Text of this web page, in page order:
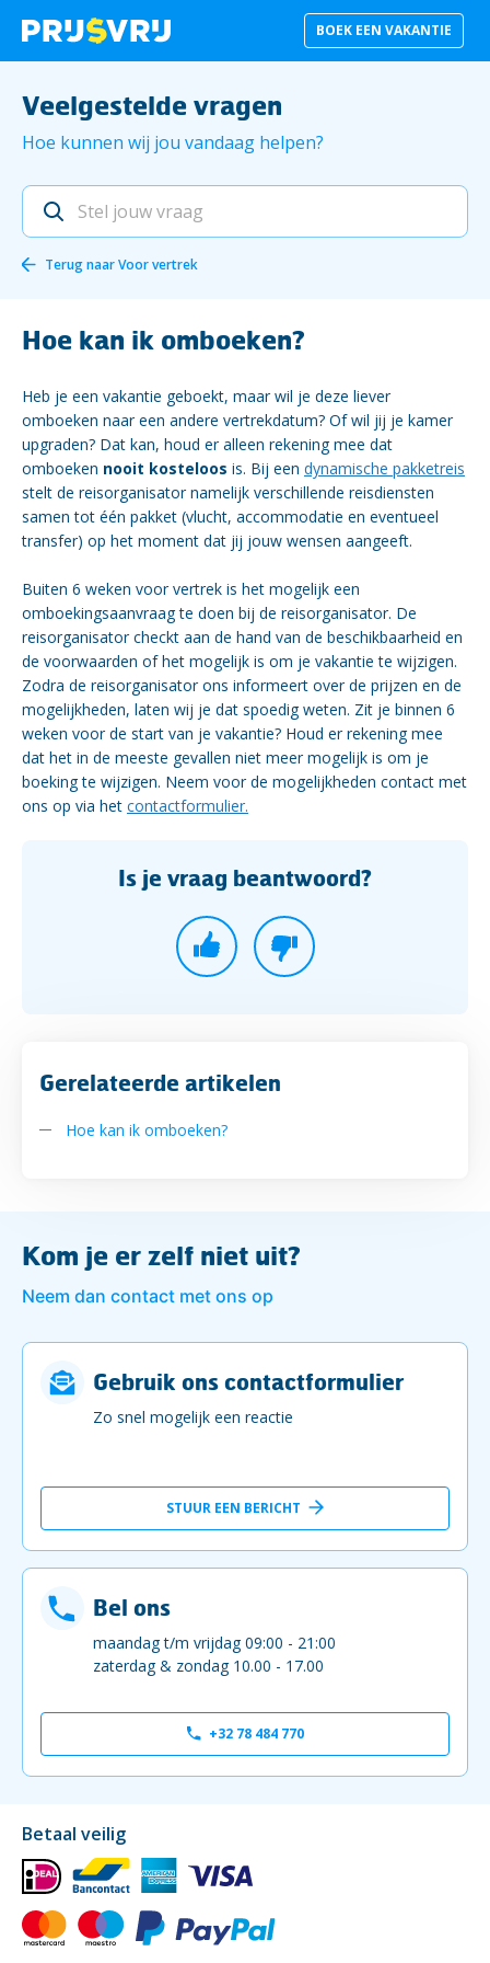
BOEK EEN VAKANTIE
Veelgestelde vragen
Hoe kunnen wij jou vandaag helpen?
Terug naarVoor vertrek
Hoe kan ik omboeken?
Heb je een vakantie geboekt, maar wil je deze liever
omboeken naar een andere vertrekdatum? Of wil jij je kamer
upgraden? Dat kan, houd er alleen rekening mee dat
omboeken nooit kosteloos is. Bij een dynamische pakketreis
stelt de reisorganisator namelijk verschillende reisdiensten
samen tot één pakket (vlucht, accommodatie en eventueel
transfer) op het moment dat jij jouw wensen aangeeft.
Buiten 6 weken voor vertrek is het mogelijk een
omboekingsaanvraag te doen bij de reisorganisator. De
reisorganisator checkt aan de hand van de beschikbaarheid en
de voorwaarden of het mogelijk is om je vakantie te wijzigen.
Zodra de reisorganisator ons informeert over de prijzen en de
mogelijkheden, laten wij je dat spoedig weten. Zit je binnen 6
weken voor de start van je vakantie? Houd er rekening mee
dat het in de meeste gevallen niet meer mogelijk is om je
boeking te wijzigen. Neem voor de mogelijkheden contact met
ons op via het contactformulier.
Is je vraag beantwoord?
Gerelateerde artikelen
Hoe kan ik omboeken?
Kom je er zelf niet uit?
Neem dan contact met ons op
Gebruik ons contactformulier
Zo snel mogelijk een reactie
STUUR EEN BERICHT
Bel ons
maandag t/m vrijdag 09:00 - 21:00
zaterdag & zondag 10.00 - 17.00
+32 78 484 770
Betaal veilig